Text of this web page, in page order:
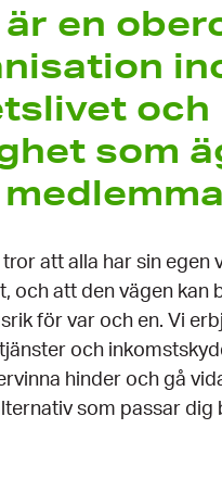
är en
och
som
tror att alla har sin egen
och att den vägen kan
för var och en. Vi
och
hinder och gå
som passar dig